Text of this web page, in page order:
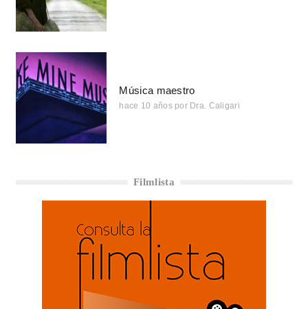
Música maestro
hace 10 años por Dra. Caligari
Filmlista